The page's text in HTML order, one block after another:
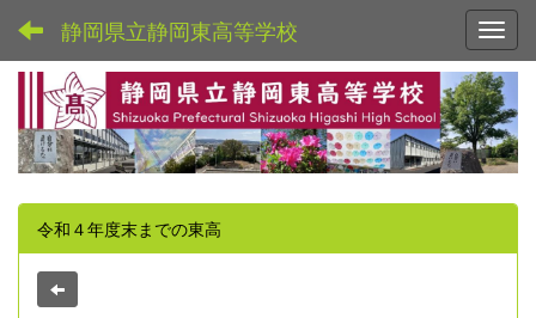
静岡県立静岡東高等学校
令和４年度末までの東高